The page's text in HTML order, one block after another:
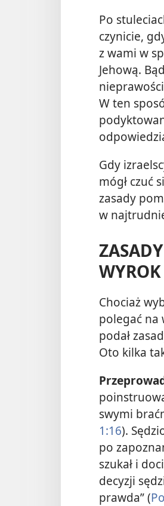
Po
czynicie,
z wami w
Jehową.
W ten
Gdy
mógł czuć
zasady
w
WYROK
Chociaż
polegać na
podał
Oto kilka
swymi
1:16).
po
szukał i
decyzji
prawda” (